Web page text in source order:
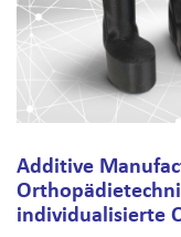
Additive
individualisierte